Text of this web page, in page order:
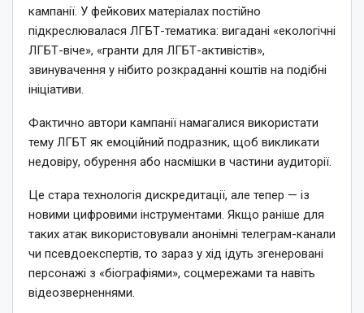
кампанії. У фейкових матеріалах постійно
підкреслювалася ЛГБТ-тематика: вигадані «екологічні
ЛГБТ-віче», «гранти для ЛГБТ-активістів»,
звинувачення у нібито розкраданні коштів на подібні
ініціативи.
Фактично автори кампанії намагалися використати
тему ЛГБТ як емоційний подразник, щоб викликати
недовіру, обурення або насмішки в частини аудиторії.
Це стара технологія дискредитації, але тепер — із
новими цифровими інструментами. Якщо раніше для
таких атак використовували анонімні телеграм-канали
чи псевдоекспертів, то зараз у хід ідуть згенеровані
персонажі з «біографіями», соцмережами та навіть
відеозверненнями.